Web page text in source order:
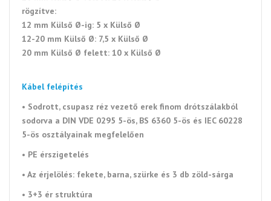
rögzítve:
12 mm Külső Ø-ig: 5 x Külső Ø
12-20 mm Külső Ø: 7,5 x Külső Ø
20 mm Külső Ø felett: 10 x Külső Ø
Kábel felépítés
• Sodrott, csupasz réz vezető erek finom drótszálakból
sodorva a DIN VDE 0295 5-ös, BS 6360 5-ös és IEC 60228
5-ös osztályainak megfelelően
• PE érszigetelés
• Az érjelölés: fekete, barna, szürke és 3 db zöld-sárga
• 3+3 ér struktúra